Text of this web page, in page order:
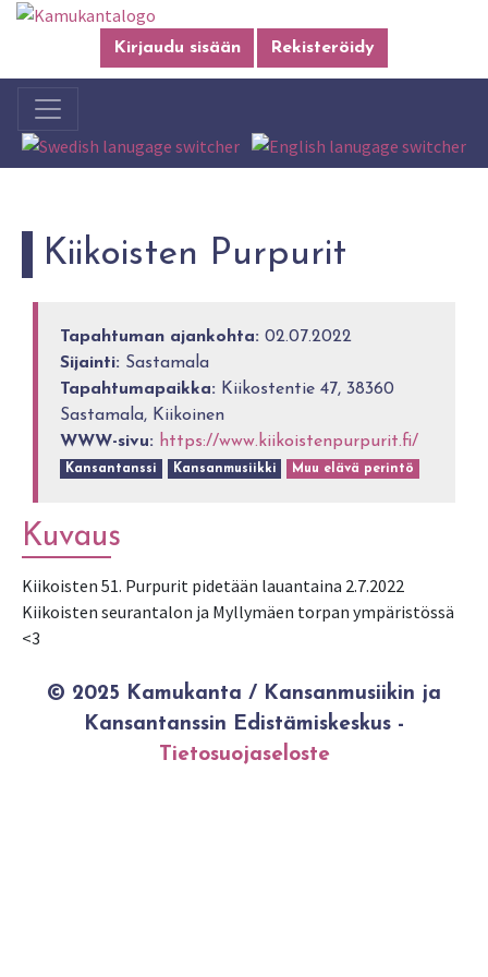
Kirjaudu sisään Rekisteröidy
Kiikoisten Purpurit
Tapahtuman ajankohta: 02.07.2022
Sijainti: Sastamala
Tapahtumapaikka: Kiikostentie 47, 38360
Sastamala, Kiikoinen
WWW-sivu: https://www.kiikoistenpurpurit.fi/
Kansantanssi Kansanmusiikki Muu elävä perintö
Kuvaus
Kiikoisten 51. Purpurit pidetään lauantaina 2.7.2022
Kiikoisten seurantalon ja Myllymäen torpan ympäristössä
<3
© 2025 Kamukanta / Kansanmusiikin ja
Kansantanssin Edistämiskeskus -
Tietosuojaseloste